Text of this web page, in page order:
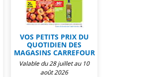
VOS PETITS PRIX DU
QUOTIDIEN DES
MAGASINS CARREFOUR
Valable du 28 juillet au 10
août 2026